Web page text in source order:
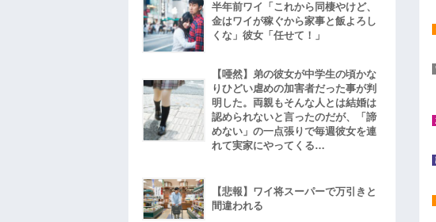
半年前ワイ「これから同棲やけど、
金はワイが稼ぐから家事と飯よろし
くな」彼女「任せて！」
【唖然】弟の彼女が中学生の頃かな
りひどい虐めの加害者だった事が判
明した。両親もそんな人とは結婚は
認められないと言ったのだが、「諦
めない」の一点張りで毎週彼女を連
れて実家にやってくる…
【悲報】ワイ将スーパーで万引きと
間違われる